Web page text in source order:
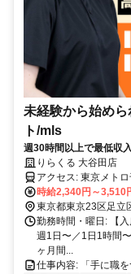
未経験から始め
ト/mls
週30時間以上で最低収
トレで一生モノの技術
都足立区大谷田】
りらくる 大谷田店
アクセス: 東
時給2,340円～3,510
東京都東京23区足立
勤務時間・曜日: 【
週1日〜／1日1時間
ヶ月間...
仕事内容: 「手に職